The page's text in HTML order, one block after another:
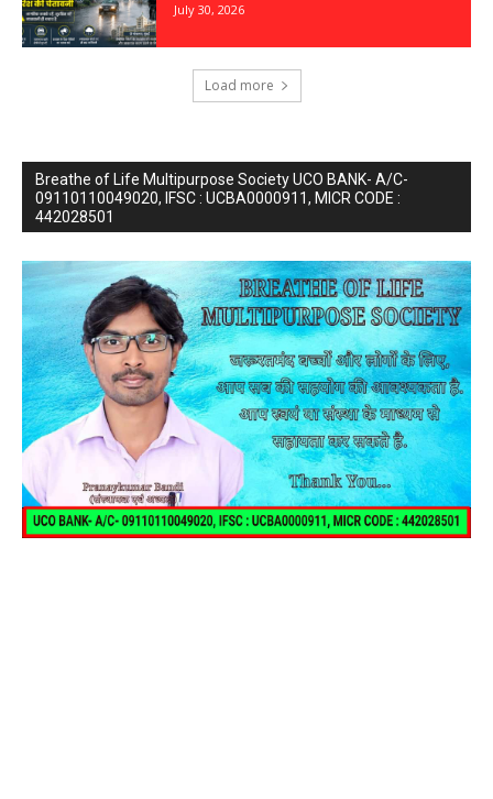
July 30, 2026
Load more